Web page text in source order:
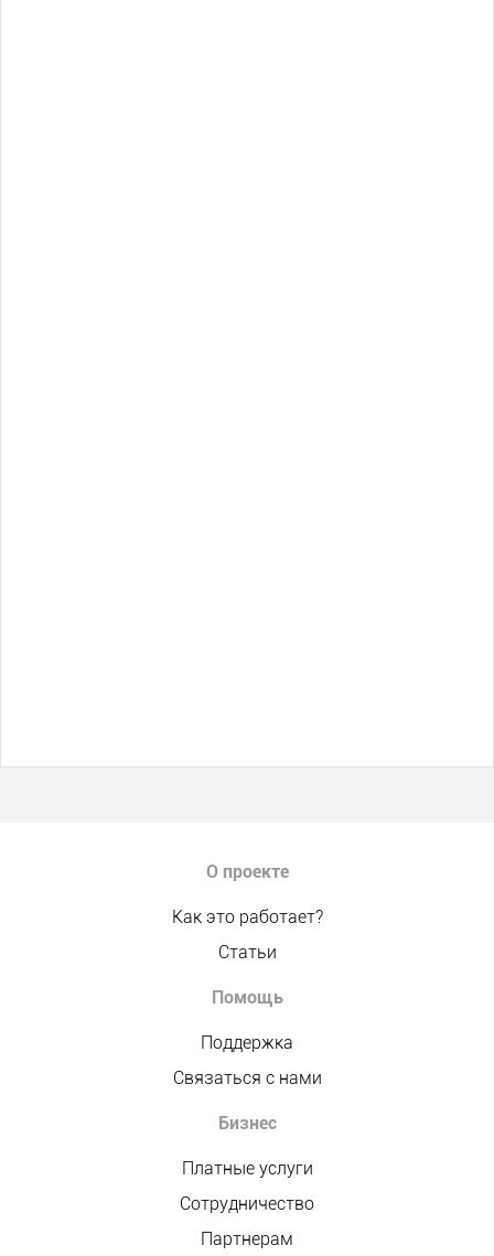
О проекте
Как это работает?
Статьи
Помощь
Поддержка
Связаться с нами
Бизнес
Платные услуги
Сотрудничество
Партнерам